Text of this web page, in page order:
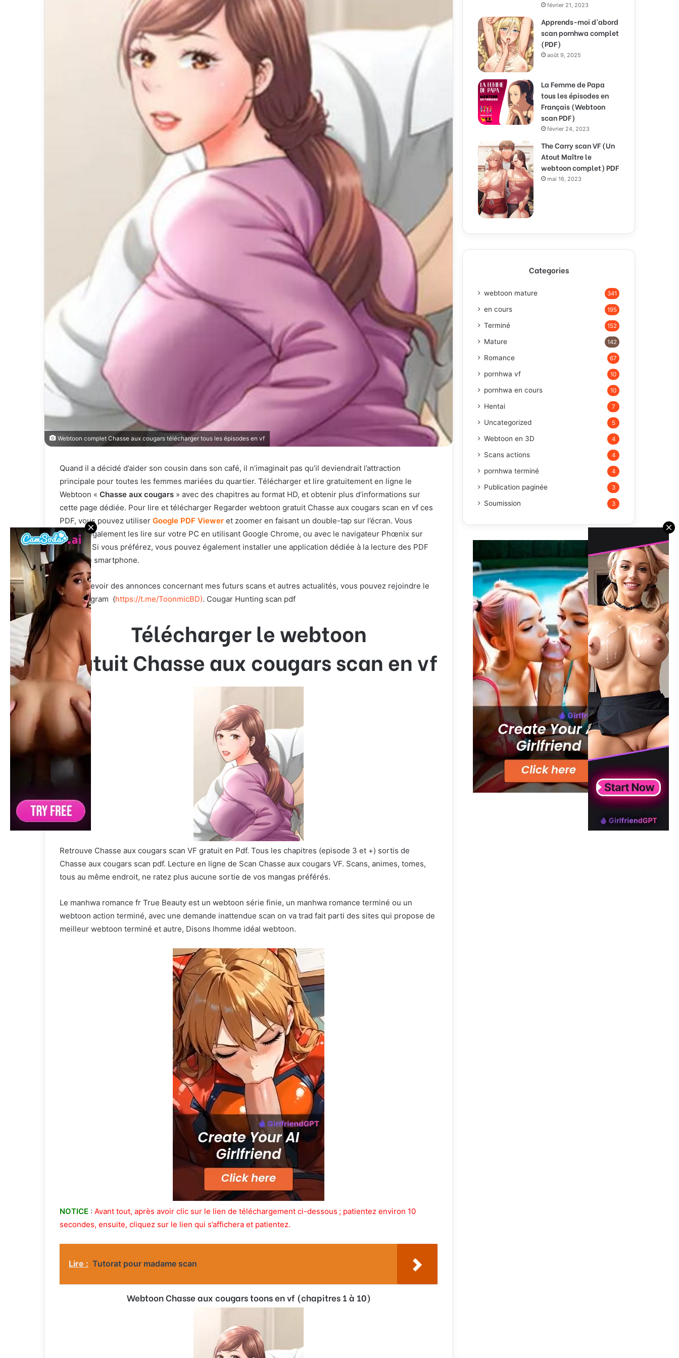
Webtoon complet Chasse aux cougars télécharger tous les épisodes en vf
Quand il a décidé d’aider son cousin dans son café, il n’imaginait pas qu’il deviendrait l’attraction
principale pour toutes les femmes mariées du quartier. Télécharger et lire gratuitement en ligne le
Webtoon « Chasse aux cougars » avec des chapitres au format HD, et obtenir plus d’informations sur
cette page dédiée. Pour lire et télécharger Regarder webtoon gratuit Chasse aux cougars scan en vf ces
PDF, vous pouvez utiliser Google PDF Viewer et zoomer en faisant un double-tap sur l’écran. Vous
pouvez également les lire sur votre PC en utilisant Google Chrome, ou avec le navigateur Phœnix sur
Android. Si vous préférez, vous pouvez également installer une application dédiée à la lecture des PDF
sur votre smartphone.
Pour recevoir des annonces concernant mes futurs scans et autres actualités, vous pouvez rejoindre le
lien Telegram (https://t.me/ToonmicBD). Cougar Hunting scan pdf
Télécharger le webtoon
gratuit Chasse aux cougars scan en vf
Retrouve Chasse aux cougars scan VF gratuit en Pdf. Tous les chapitres (episode 3 et +) sortis de
Chasse aux cougars scan pdf. Lecture en ligne de Scan Chasse aux cougars VF. Scans, animes, tomes,
tous au même endroit, ne ratez plus aucune sortie de vos mangas préférés.
Le manhwa romance fr True Beauty est un webtoon série finie, un manhwa romance terminé ou un
webtoon action terminé, avec une demande inattendue scan on va trad fait parti des sites qui propose de
meilleur webtoon terminé et autre, Disons lhomme idéal webtoon.
NOTICE : Avant tout, après avoir clic sur le lien de téléchargement ci-dessous ; patientez environ 10
secondes, ensuite, cliquez sur le lien qui s’affichera et patientez.
Lire : Tutorat pour madame scan
Webtoon Chasse aux cougars toons en vf (chapitres 1 à 10)
février 21, 2023
Apprends-moi d’abord
scan pornhwa complet
(PDF)
août 9, 2025
La Femme de Papa
tous les épisodes en
Français (Webtoon
scan PDF)
février 24, 2023
The Carry scan VF (Un
Atout Maître le
webtoon complet) PDF
mai 16, 2023
Categories
webtoon mature 341
en cours 195
Terminé 152
Mature 142
Romance 67
pornhwa vf 10
pornhwa en cours 10
Hentai 7
Uncategorized 5
Webtoon en 3D 4
Scans actions 4
pornhwa terminé 4
Publication paginée 3
Soumission 3